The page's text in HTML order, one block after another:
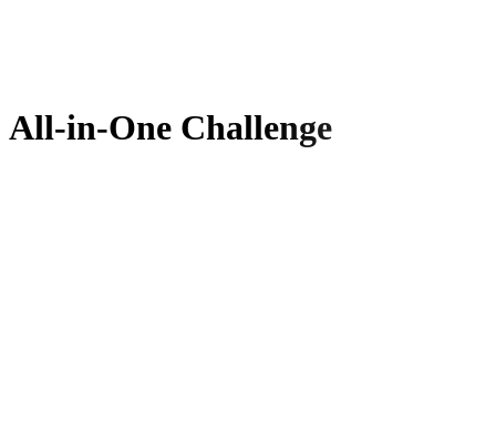
All-in-One Challenge